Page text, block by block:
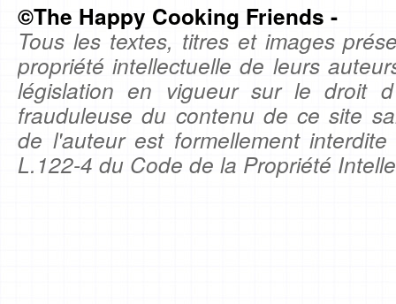
©The Happy Cooking Friends -
Tous les textes, titres et images
propriété intellectuelle de leurs
législation en vigueur sur le droit
frauduleuse du contenu de ce site
de l'auteur est formellement
L.122-4 du Code de la Propriété